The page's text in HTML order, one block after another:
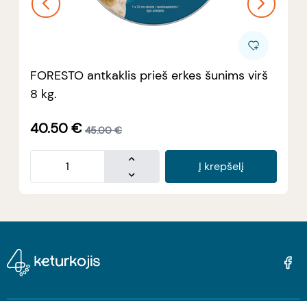
FORESTO antkaklis prieš erkes šunims virš
8 kg.
40.50€ 45.00 €
Į krepšelį